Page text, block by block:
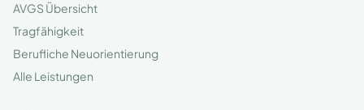
AVGS Übersicht
Tragfähigkeit
Berufliche Neuorientierung
Alle Leistungen